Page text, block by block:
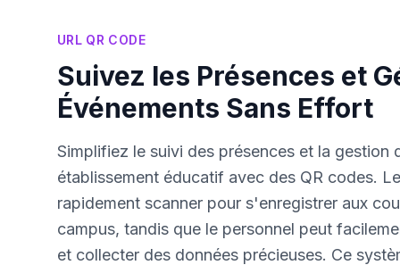
URL QR CODE
Suivez les Présences et
Événements Sans Effort
Simplifiez le suivi des présences et la gestion
établissement éducatif avec des QR codes.
rapidement scanner pour s'enregistrer aux
campus, tandis que le personnel peut
et collecter des données précieuses. Ce